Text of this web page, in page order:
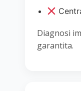
Diagnosi
garantita.